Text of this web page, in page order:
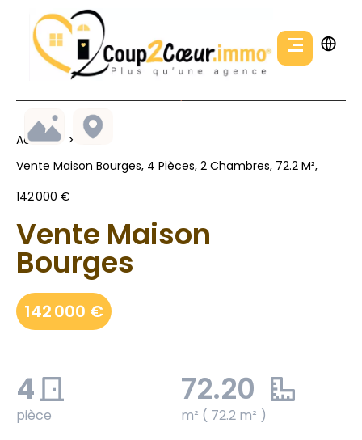
Accueil
Vente Maison Bourges, 4 Pièces, 2 Chambres, 72.2 M²,
142 000 €
Vente Maison
Bourges
142 000 €
4
pièce
72.20
m² ( 72.2 m² )